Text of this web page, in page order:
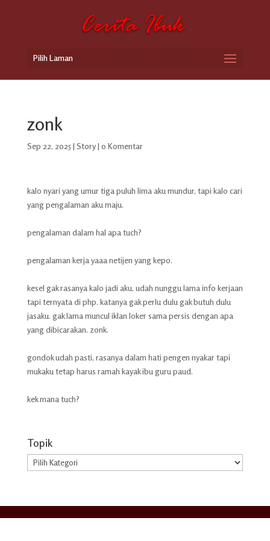
Pilih Laman
zonk
Sep 22, 2025| Story| 0 Komentar
kalo nyari yang umur tiga puluh lima aku mundur, tapi kalo cari
yang pengalaman aku maju.
pengalaman dalam hal apa tuch?
pengalaman kerja yaaa netijen yang kepo.
kesel gak rasanya kalo jadi aku, udah nunggu lama info kerjaan
tapi ternyata di php. katanya gak perlu dulu gak butuh dulu
jasaku. gak lama muncul iklan loker sama persis dengan apa
yang dibicarakan. zonk.
gondok udah pasti, rasanya dalam hati pengen nyakar tapi
mukaku tetap harus ramah kayak ibu guru paud.
kek mana tuch?
Topik
Topik